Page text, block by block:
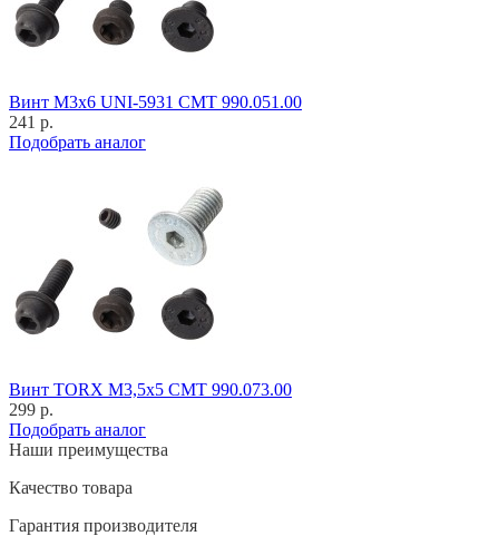
Винт M3x6 UNI-5931 CMT 990.051.00
241 р.
Подобрать аналог
Винт TORX M3,5x5 CMT 990.073.00
299 р.
Подобрать аналог
Наши преимущества
Качество товара
Гарантия производителя